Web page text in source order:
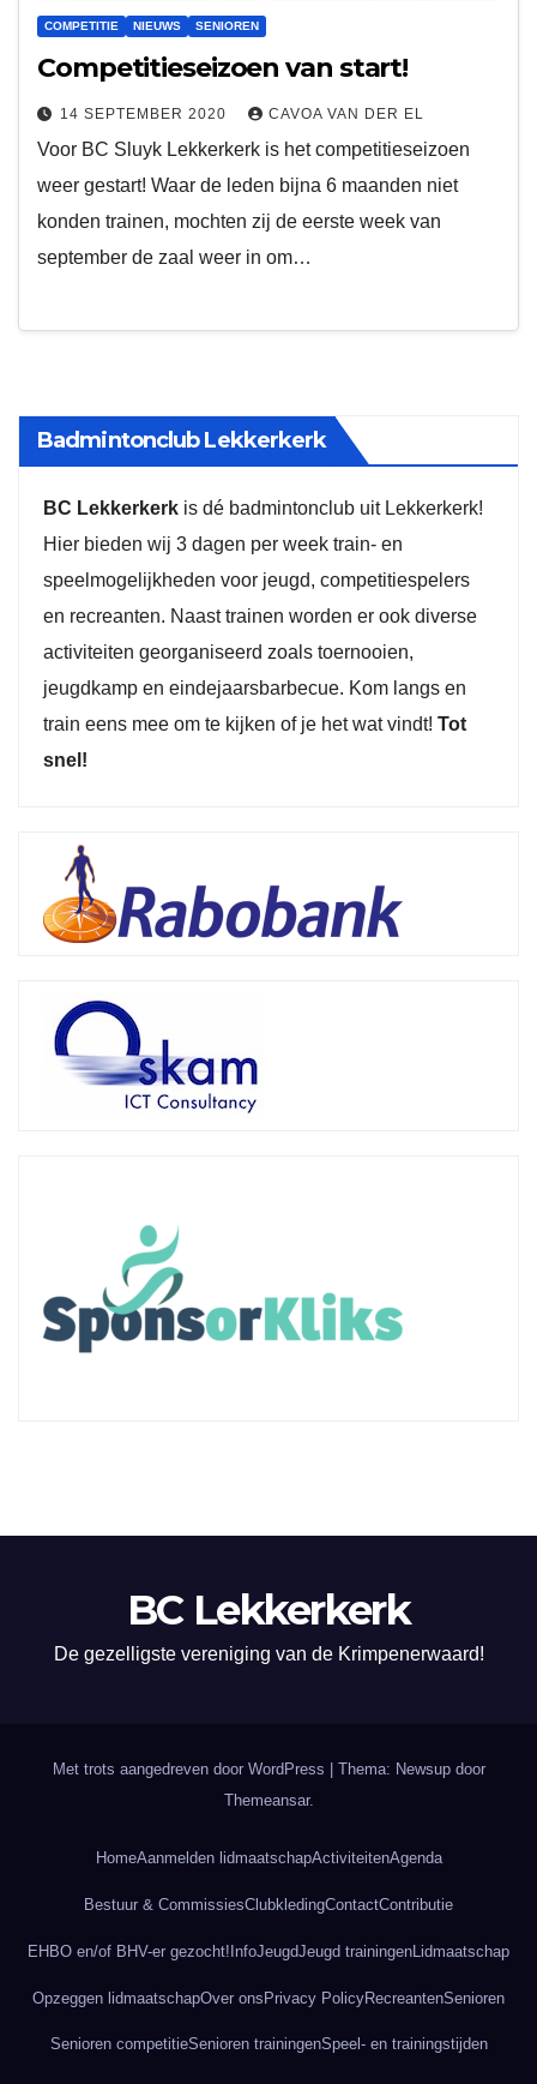
COMPETITIE NIEUWS SENIOREN
Competitieseizoen van start!
14 SEPTEMBER 2020 CAVOA VAN DER EL
Voor BC Sluyk Lekkerkerk is het competitieseizoen
weer gestart! Waar de leden bijna 6 maanden niet
konden trainen, mochten zij de eerste week van
september de zaal weer in om…
Badmintonclub Lekkerkerk
BC Lekkerkerk is dé badmintonclub uit Lekkerkerk!
Hier bieden wij 3 dagen per week train- en
speelmogelijkheden voor jeugd, competitiespelers
en recreanten. Naast trainen worden er ook diverse
activiteiten georganiseerd zoals toernooien,
jeugdkamp en eindejaarsbarbecue. Kom langs en
train eens mee om te kijken of je het wat vindt! Tot
snel!
BC Lekkerkerk
De gezelligste vereniging van de Krimpenerwaard!
Met trots aangedreven door WordPress
Thema: Newsup door
Themeansar.
HomeAanmelden lidmaatschapActiviteitenAgenda
Bestuur & CommissiesClubkledingContactContributie
EHBO en/of BHV-er gezocht! InfoJeugdJeugd trainingen Lidmaatschap
Opzeggen lidmaatschapOver onsPrivacy PolicyRecreantenSenioren
Senioren competitieSenioren trainingenSpeel- en trainingstijden